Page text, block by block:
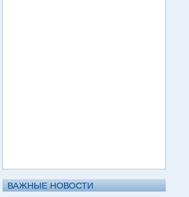
ВАЖНЫЕ НОВОСТИ